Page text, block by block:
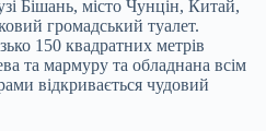
Бішань, місто Чунцін, Китай,
громадський туалет.
150 квадратних метрів
та мармуру та обладнана всім
відкривається чудовий